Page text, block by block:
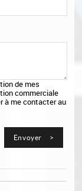
de mes
commerciale
à me contacter au